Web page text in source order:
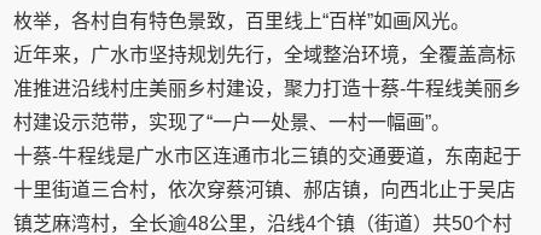
枚举，各村自有特色景致，百里线上“百样”如画风光。
近年来，广水市坚持规划先行，全域整治环境，全覆盖高标
准推进沿线村庄美丽乡村建设，聚力打造十蔡-牛程线美丽乡
村建设示范带，实现了“一户一处景、一村一幅画”。
十蔡-牛程线是广水市区连通市北三镇的交通要道，东南起于
十里街道三合村，依次穿蔡河镇、郝店镇，向西北止于吴店
镇芝麻湾村，全长逾48公里，沿线4个镇（街道）共50个村